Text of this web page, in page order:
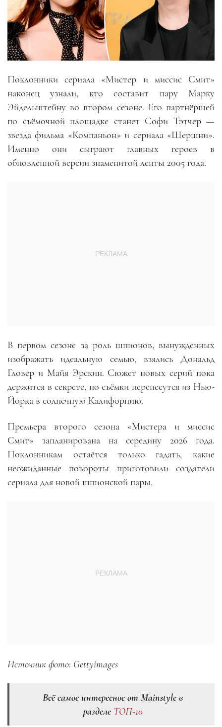
Поклонники сериала «Мистер и миссис Смит»
наконец узнали, кто составит пару Марку
Эйдельштейну во втором сезоне. Его партнёршей
по съёмочной площадке станет Софи Тэтчер —
звезда фильма «Компаньон» и сериала «Шершни».
Именно они сыграют главных героев в
обновленной версии знаменитой ленты 2005 года.
В первом сезоне за роль шпионов, вынужденных
изображать идеальную семью, взялись Дональд
Гловер и Майя Эрскин. Сюжет новых серий пока
держится в секрете, но съёмки перенесутся из Нью-
Йорка в солнечную Калифорнию.
Премьера второго сезона «Мистера и миссис
Смит» запланирована на середину 2026 года.
Поклонникам остаётся только гадать, какие
неожиданные повороты приготовили создатели
сериала для новой шпионской пары.
Источник фото: Gettyimages
Всё самое интересное от Mainstyle в
разделе ТОП-10